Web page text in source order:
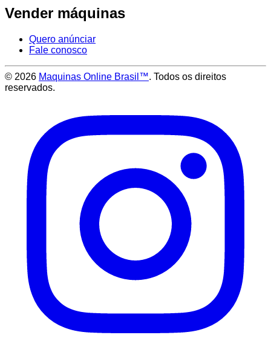
Vender máquinas
Quero anúnciar
Fale conosco
© 2026 Maquinas Online Brasil™. Todos os direitos
reservados.